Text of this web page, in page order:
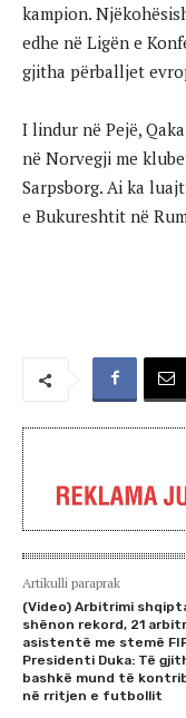
kampion.
edhe në Ligën e
gjitha përballjet
I lindur në Pejë,
në Norvegji me
Sarpsborg. Ai ka
e Bukureshtit në
Artikulli paraprak
(Video) Arbitrimi
shënon rekord, 21
asistentë me stemë
Presidenti Duka: Të
bashkë mund të
në rritjen e futbollit